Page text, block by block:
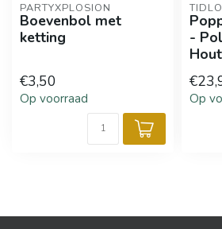
PARTYXPLOSION
Boevenbol met
ketting
€3,50
Op voorraad
TIDLO
-
Hout
Op